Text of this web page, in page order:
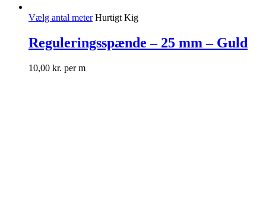
Vælg antal meter Hurtigt Kig
Reguleringsspænde – 25 mm – Guld
10,00 kr. per m